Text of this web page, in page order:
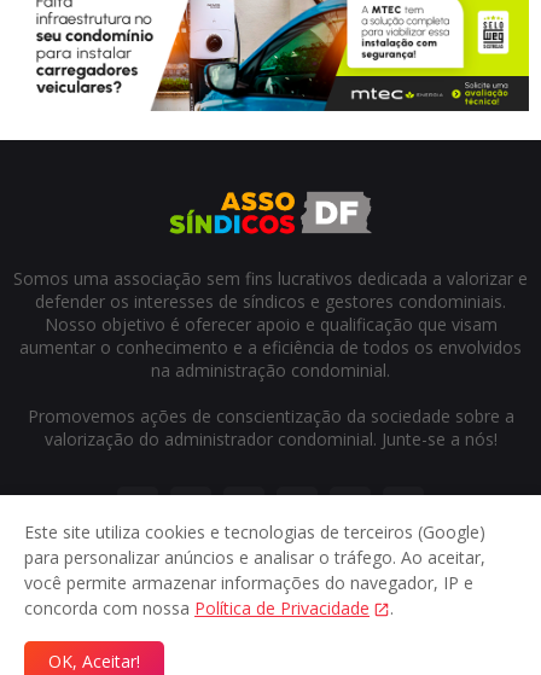
Somos uma associação sem fins lucrativos dedicada a valorizar e
defender os interesses de síndicos e gestores condominiais.
Nosso objetivo é oferecer apoio e qualificação que visam
aumentar o conhecimento e a eficiência de todos os envolvidos
na administração condominial.
Promovemos ações de conscientização da sociedade sobre a
valorização do administrador condominial. Junte-se a nós!
© 2024
Sobre Contato Privacidade
Este site utiliza cookies e tecnologias de terceiros (Google)
para personalizar anúncios e analisar o tráfego. Ao aceitar,
você permite armazenar informações do navegador, IP e
concorda com nossa Política de Privacidade .
OK, Aceitar!